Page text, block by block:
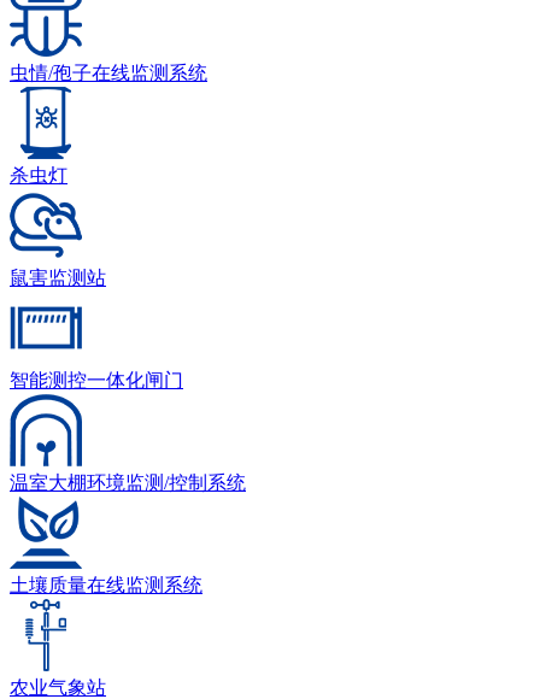
虫情/孢子在线监测系统
杀虫灯
鼠害监测站
智能测控一体化闸门
温室大棚环境监测/控制系统
土壤质量在线监测系统
农业气象站